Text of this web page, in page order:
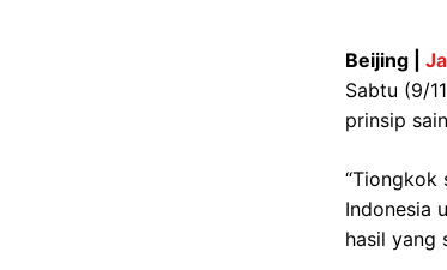
Beijing |
Sabtu (9/
prinsip
“Tiongkok
Indonesia
hasil yang